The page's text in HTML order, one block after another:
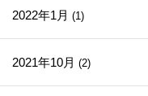
2022年1月 (1)
2021年10月 (2)